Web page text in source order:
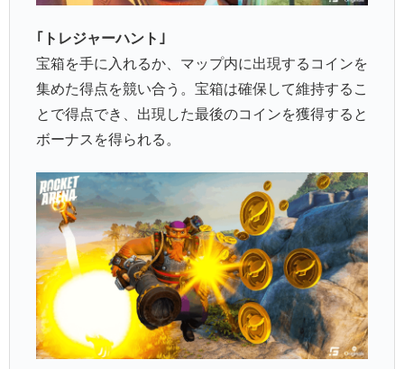
｢トレジャーハント｣
宝箱を手に入れるか、マップ内に出現するコインを
集めた得点を競い合う。宝箱は確保して維持するこ
とで得点でき、出現した最後のコインを獲得すると
ボーナスを得られる。